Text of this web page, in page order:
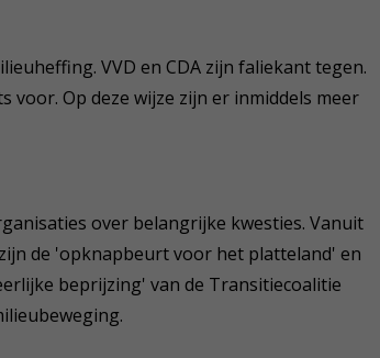
VVD en CDA zijn faliekant tegen.
voor. Op deze wijze zijn er inmiddels meer
over belangrijke kwesties. Vanuit
de 'opknapbeurt voor het platteland' en
beprijzing' van de Transitiecoalitie